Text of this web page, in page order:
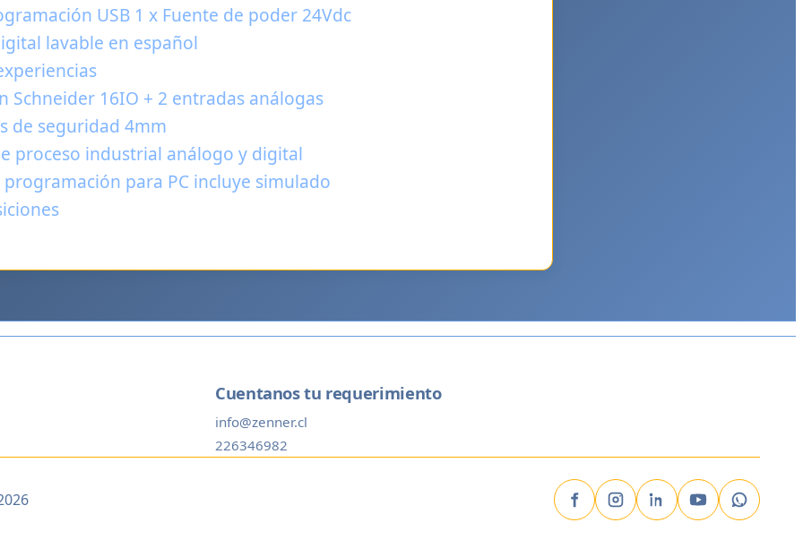
USB 1 x Fuente de poder 24Vdc
lavable en español
Schneider 16IO + 2 entradas análogas
de seguridad 4mm
proceso industrial análogo y digital
programación para PC incluye simulado
Cuentanos tu requerimiento
info@zenner.cl
226346982